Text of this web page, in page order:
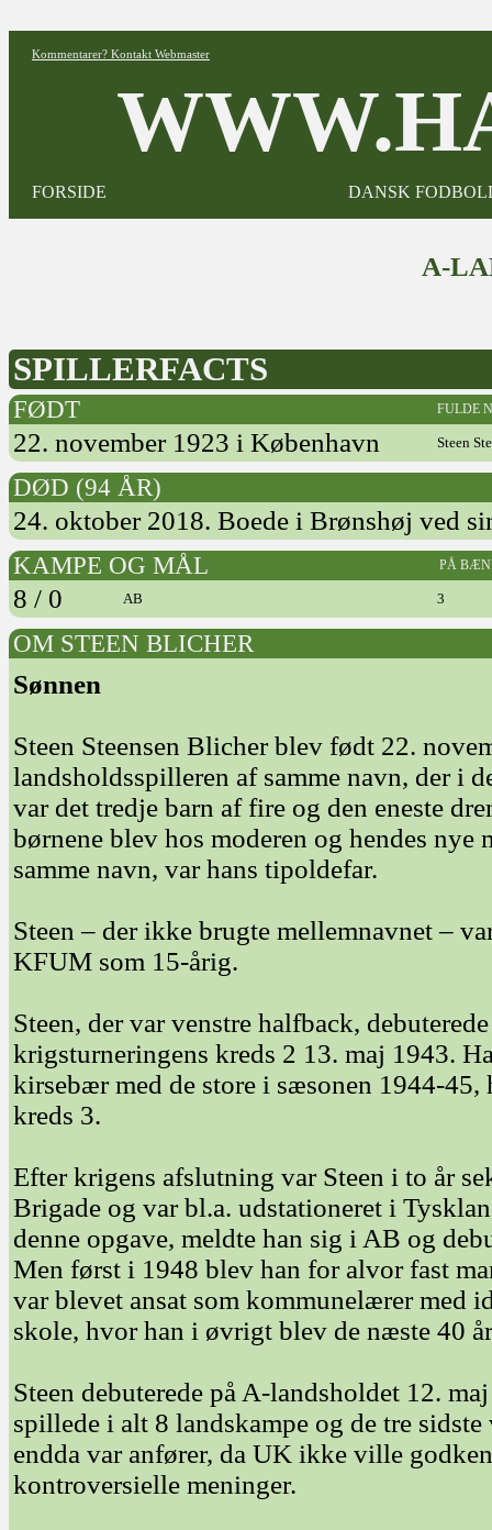
Kommentarer? Kontakt Webmaster
FORSIDE DANSK
A-
SPILLERFACTS
FØDT FULDE
22. november 1923 i København Steen
DØD (94 ÅR)
24. oktober 2018. Boede i Brønshøj ved
KAMPE OG MÅL PÅ
8 / 0 AB 3
OM STEEN BLICHER
Sønnen
Steen Steensen Blicher blev født 22.
landsholdsspilleren af samme navn, der i
var det tredje barn af fire og den eneste
børnene blev hos moderen og hendes
samme navn, var hans tipoldefar.
Steen – der ikke brugte mellemnavnet –
KFUM som 15-årig.
Steen, der var venstre halfback,
krigsturneringens kreds 2 13. maj 1943.
kirsebær med de store i sæsonen 1944-
kreds 3.
Efter krigens afslutning var Steen i to år
Brigade og var bl.a. udstationeret i
denne opgave, meldte han sig i AB og
Men først i 1948 blev han for alvor fast
var blevet ansat som kommunelærer med
skole, hvor han i øvrigt blev de næste 40
Steen debuterede på A-landsholdet 12.
spillede i alt 8 landskampe og de tre
endda var anfører, da UK ikke ville
kontroversielle meninger.